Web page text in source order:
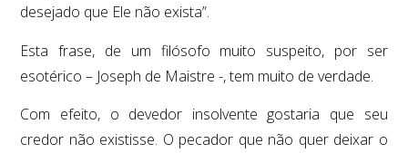
desejado que Ele não exista”.
Esta frase, de um filósofo muito suspeito, por ser
esotérico – Joseph de Maistre -, tem muito de verdade.
Com efeito, o devedor insolvente gostaria que seu
credor não existisse. O pecador que não quer deixar o